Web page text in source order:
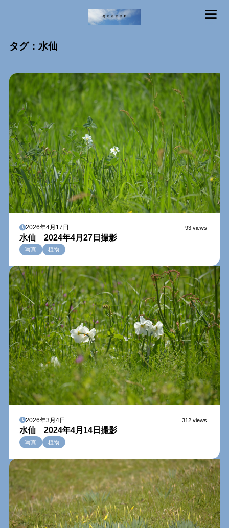
タグ：水仙
2026年4月17日 93 views
水仙 2024年4月27日撮影
写真 植物
2026年3月4日 312 views
水仙 2024年4月14日撮影
写真 植物